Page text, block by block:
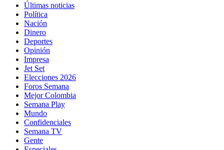
Últimas noticias
Política
Nación
Dinero
Deportes
Opinión
Impresa
Jet Set
Elecciones 2026
Foros Semana
Mejor Colombia
Semana Play
Mundo
Confidenciales
Semana TV
Gente